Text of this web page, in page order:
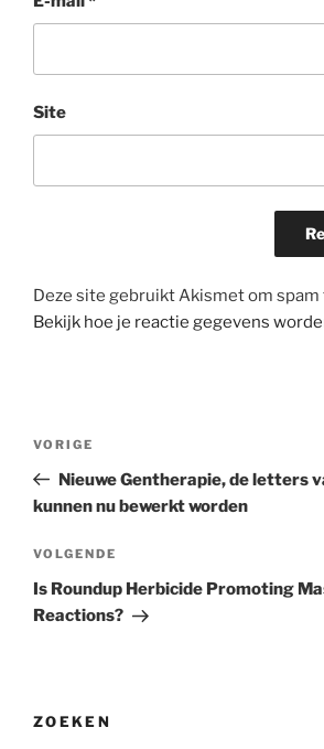
Site
Deze site gebruikt Akismet om
Bekijk hoe je reactie gegevens
Vorig
bericht
VORIGE
Nieuwe Gentherapie, de letters
kunnen nu bewerkt worden
Volgend
bericht
VOLGENDE
Is Roundup Herbicide Promoting
Reactions?
ZOEKEN